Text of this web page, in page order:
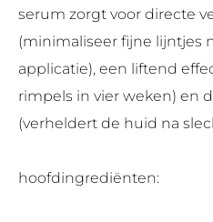
serum zorgt voor directe
(minimaliseer fijne lijntjes
applicatie), een liftend
rimpels in vier weken) en
(verheldert de huid na
hoofdingrediënten: